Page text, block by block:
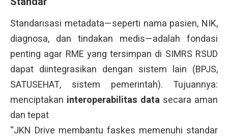
Standarisasi metadata—seperti nama pasien, NIK,
diagnosa, dan tindakan medis—adalah fondasi
penting agar RME yang tersimpan di SIMRS RSUD
dapat diintegrasikan dengan sistem lain (BPJS,
SATUSEHAT, sistem pemerintah). Tujuannya:
menciptakan interoperabilitas data secara aman
dan tepat
“JKN Drive membantu faskes memenuhi standar